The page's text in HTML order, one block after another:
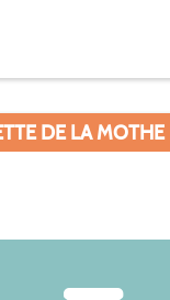
DE LA MOTHE